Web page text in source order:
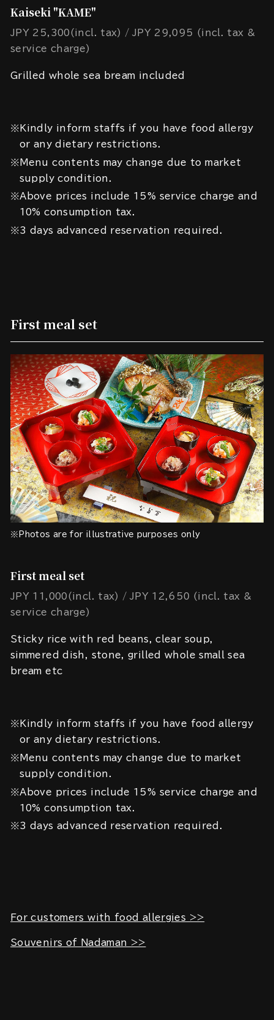
Kaiseki "KAME"
JPY 25,300(incl. tax)
JPY 29,095 (incl. tax &
service charge)
Grilled whole sea bream included
※Kindly inform staffs if you have food allergy
or any dietary restrictions.
※Menu contents may change due to market
supply condition.
※Above prices include 15% service charge and
10% consumption tax.
※3 days advanced reservation required.
First meal set
※Photos are for illustrative purposes only
First meal set
JPY 11,000(incl. tax)
JPY 12,650 (incl. tax &
service charge)
Sticky rice with red beans, clear soup,
simmered dish, stone, grilled whole small sea
bream etc
※Kindly inform staffs if you have food allergy
or any dietary restrictions.
※Menu contents may change due to market
supply condition.
※Above prices include 15% service charge and
10% consumption tax.
※3 days advanced reservation required.
For customers with food allergies >>
Souvenirs of Nadaman >>